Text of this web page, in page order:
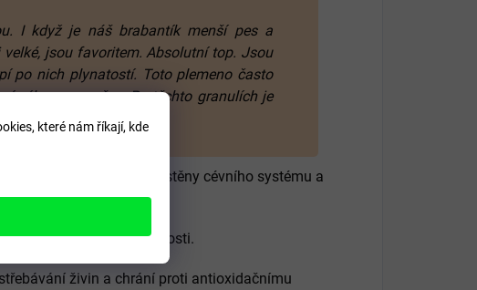
které nám říkají, kde
I když je náš brabantík menší pes a
jsou favoritem. Absolutní top. Jsou
po nich plynatostí. Toto plemeno často
výkyvy a změny. Po těchto granulích je
onemocněním, zpevňuje stěny cévního systému a
a předchází šerosleposti.
živin a chrání proti antioxidačnímu